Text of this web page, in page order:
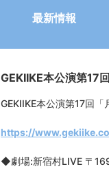
最新情報
GEKIIKE本公演第17
GEKIIKE本公演第17回「
https://
◆劇場:新宿村LIVE 〒